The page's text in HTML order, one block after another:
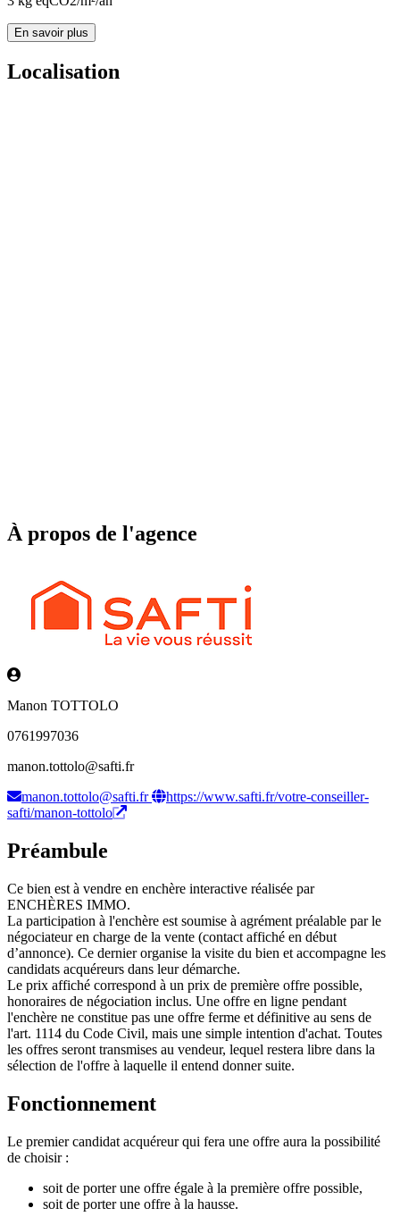
En savoir plus
Localisation
À propos de l'agence
Manon TOTTOLO
0761997036
manon.tottolo@safti.fr
manon.tottolo@safti.fr
https://www.safti.fr/votre-conseiller-
safti/manon-tottolo
Préambule
Ce bien est à vendre en enchère interactive réalisée par
ENCHÈRES IMMO.
La participation à l'enchère est soumise à agrément préalable par le
négociateur en charge de la vente (contact affiché en début
d’annonce). Ce dernier organise la visite du bien et accompagne les
candidats acquéreurs dans leur démarche.
Le prix affiché correspond à un prix de première offre possible,
honoraires de négociation inclus. Une offre en ligne pendant
l'enchère ne constitue pas une offre ferme et définitive au sens de
l'art. 1114 du Code Civil, mais une simple intention d'achat. Toutes
les offres seront transmises au vendeur, lequel restera libre dans la
sélection de l'offre à laquelle il entend donner suite.
Fonctionnement
Le premier candidat acquéreur qui fera une offre aura la possibilité
de choisir :
soit de porter une offre égale à la première offre possible,
soit de porter une offre à la hausse.